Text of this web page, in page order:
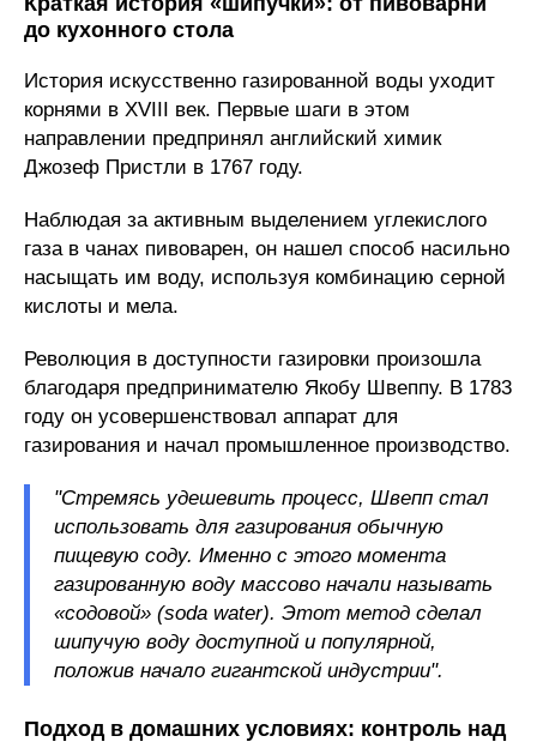
до кухонного стола
История искусственно газированной воды уходит
корнями в XVIII век. Первые шаги в этом
направлении предпринял английский химик
Джозеф Пристли в 1767 году.
Наблюдая за активным выделением углекислого
газа в чанах пивоварен, он нашел способ насильно
насыщать им воду, используя комбинацию серной
кислоты и мела.
Революция в доступности газировки произошла
благодаря предпринимателю Якобу Швеппу. В 1783
году он усовершенствовал аппарат для
газирования и начал промышленное производство.
"Стремясь удешевить процесс, Швепп стал
использовать для газирования обычную
пищевую соду. Именно с этого момента
газированную воду массово начали называть
«содовой» (soda water). Этот метод сделал
шипучую воду доступной и популярной,
положив начало гигантской индустрии".
Подход в домашних условиях: контроль над